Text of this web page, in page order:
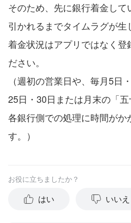
そのため、先に銀行着金して
引かれるまでタイムラグが生
着金状況はアプリではなく登
ださい。
（週初の営業日や、毎月5日
25日・30日または月末の「五
各銀行側での処理に時間がか
す。）
お役に立ちましたか？
はい いいえ